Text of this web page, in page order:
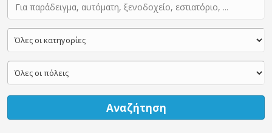
Αναζήτηση